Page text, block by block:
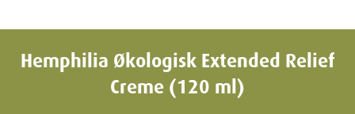
Hemphilia Økologisk Extended Relief
Creme (120 ml)